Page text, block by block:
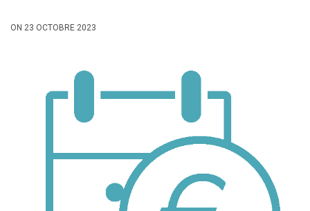
ON 23 OCTOBRE 2023